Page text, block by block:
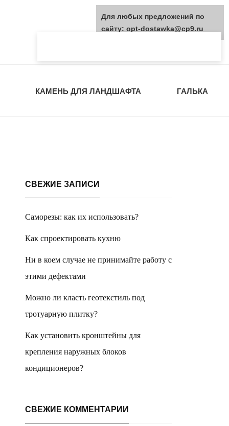
КАМЕНЬ ДЛЯ ЛАНДШАФТА ГАЛЬКА
СВЕЖИЕ ЗАПИСИ
Саморезы: как их использовать?
Как спроектировать кухню
Ни в коем случае не принимайте работу с
этими дефектами
Можно ли класть геотекстиль под
тротуарную плитку?
Как установить кронштейны для
крепления наружных блоков
кондиционеров?
СВЕЖИЕ КОММЕНТАРИИ
Для любых предложений по
сайту: opt-dostawka@cp9.ru